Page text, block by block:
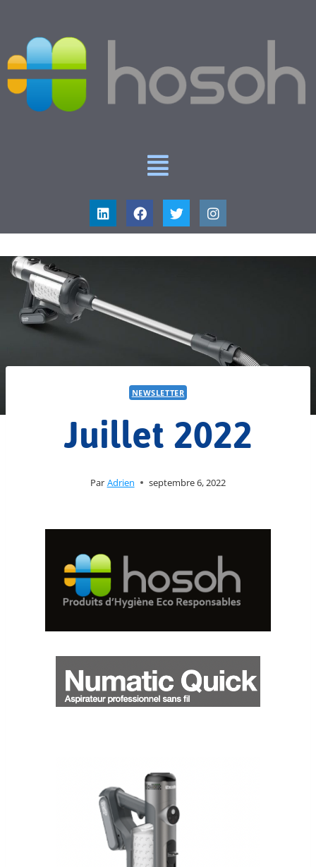
NEWSLETTER
Juillet 2022
Par Adrien septembre 6, 2022